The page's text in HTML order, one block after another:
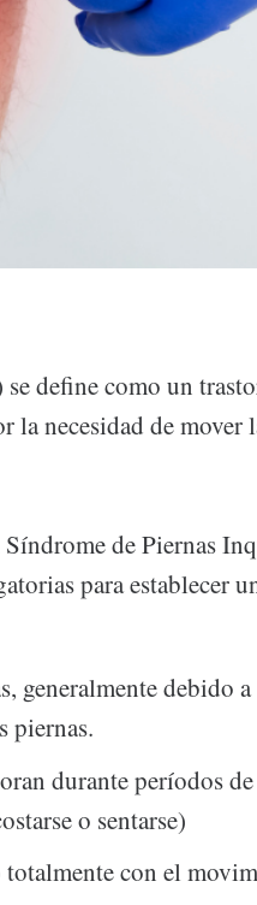
define como un
necesidad de mover
de Piernas
para establecer
generalmente debido a
piernas.
durante períodos
o sentarse)
con el